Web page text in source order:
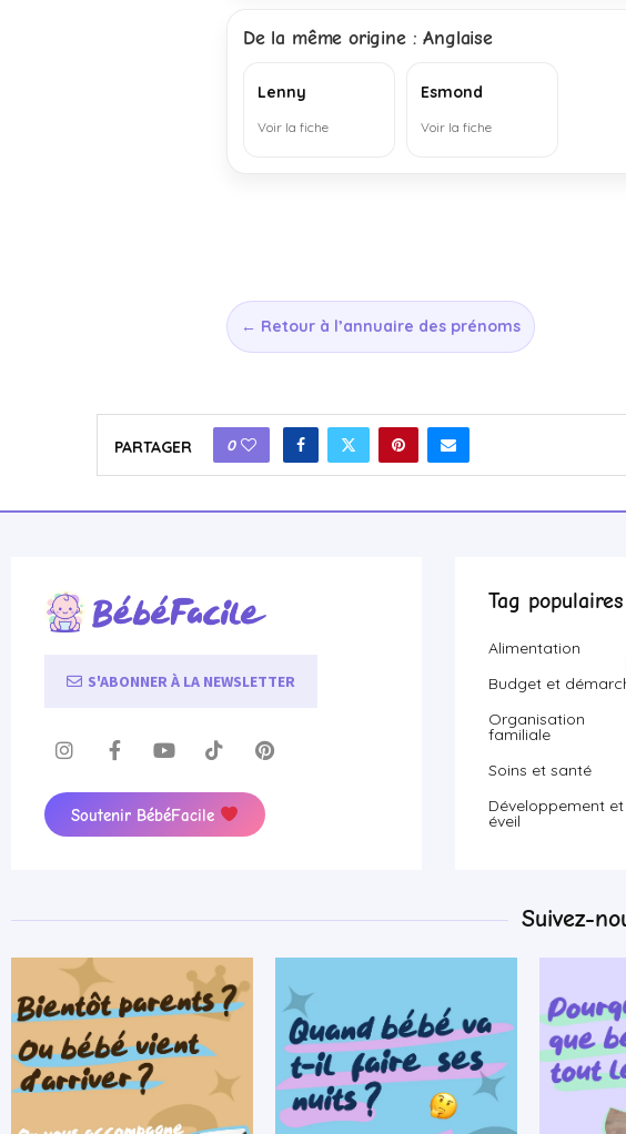
De la même origine : Anglaise
Lenny
Voir la fiche
Esmond
Voir la fiche
← Retour à l’annuaire des prénoms
PARTAGER 0
S'ABONNER À LA NEWSLETTER
Soutenir BébéFacile
Tag populaires
Alimentation
Budget et
Organisation
familiale
Soins et santé
Développement et
éveil
Suivez-